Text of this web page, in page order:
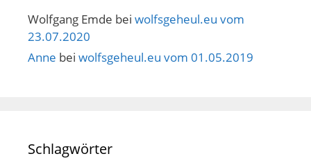
Wolfgang Emde bei wolfsgeheul.eu vom
23.07.2020
Anne bei wolfsgeheul.eu vom 01.05.2019
Schlagwörter